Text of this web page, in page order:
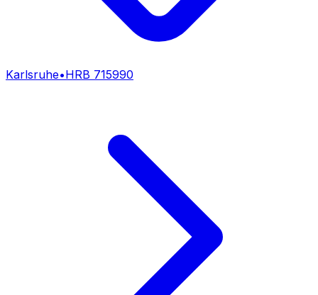
Karlsruhe•HRB 715990